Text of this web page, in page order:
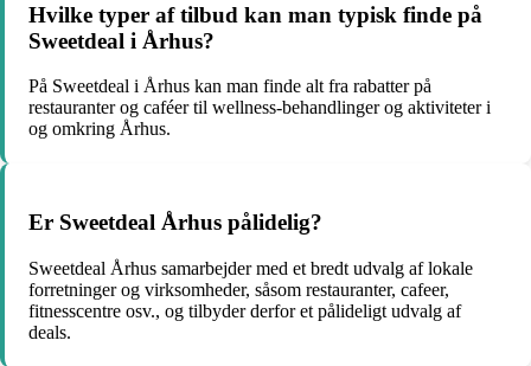
Hvilke typer af tilbud kan man typisk finde på
Sweetdeal i Århus?
På Sweetdeal i Århus kan man finde alt fra rabatter på
restauranter og caféer til wellness-behandlinger og aktiviteter i
og omkring Århus.
Er Sweetdeal Århus pålidelig?
Sweetdeal Århus samarbejder med et bredt udvalg af lokale
forretninger og virksomheder, såsom restauranter, cafeer,
fitnesscentre osv., og tilbyder derfor et pålideligt udvalg af
deals.